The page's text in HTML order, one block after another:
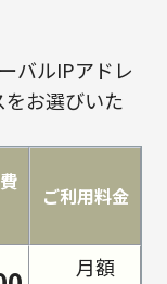
バルIPアドレ
お選びいた
ご利用料金
月額